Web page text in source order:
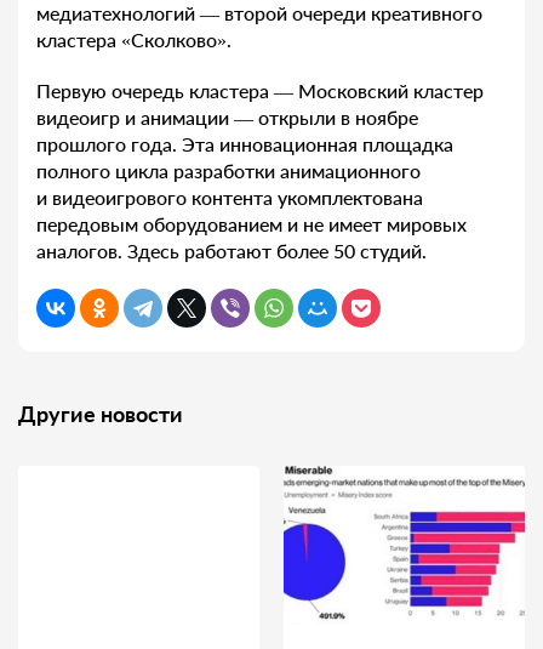
медиатехнологий — второй очереди креативного
кластера «Сколково».
Первую очередь кластера — Московский кластер
видеоигр и анимации — открыли в ноябре
прошлого года. Эта инновационная площадка
полного цикла разработки анимационного
и видеоигрового контента укомплектована
передовым оборудованием и не имеет мировых
аналогов. Здесь работают более 50 студий.
Другие новости